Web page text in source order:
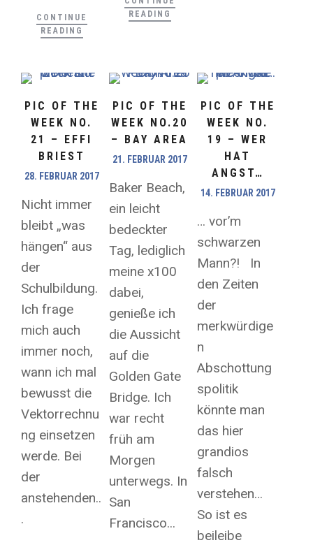
CONTINUE
READING
READING
PIC OF THE
WEEK NO.
21 – EFFI
BRIEST
28. FEBRUAR 2017
Nicht immer
bleibt „was
hängen“ aus
der
Schulbildung.
Ich frage
mich auch
immer noch,
wann ich mal
bewusst die
Vektorrechnu
ng einsetzen
werde. Bei
der
anstehenden..
.
PIC OF THE
WEEK NO.20
– BAY AREA
21. FEBRUAR 2017
Baker Beach,
ein leicht
bedeckter
Tag, lediglich
meine x100
dabei,
genieße ich
die Aussicht
auf die
Golden Gate
Bridge. Ich
war recht
früh am
Morgen
unterwegs. In
San
Francisco...
PIC OF THE
WEEK NO.
19 – WER
HAT
ANGST…
14. FEBRUAR 2017
… vor’m
schwarzen
Mann?! In
den Zeiten
der
merkwürdige
n
Abschottung
spolitik
könnte man
das hier
grandios
falsch
verstehen…
So ist es
beileibe